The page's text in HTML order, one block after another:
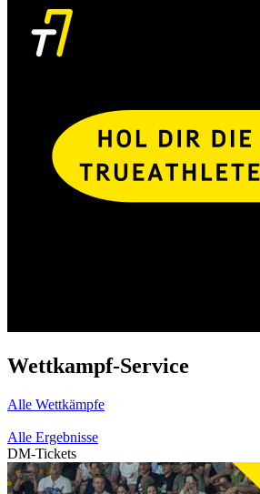
Wettkampf-Service
Alle Wettkämpfe
Alle Ergebnisse
DM-Tickets